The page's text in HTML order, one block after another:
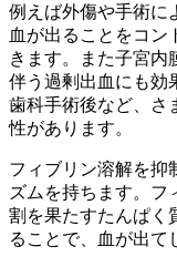
例えば外傷や手術に
血が出ることをコン
きます。また子宮内
伴う過剰出血にも効
歯科手術後など、さ
性があります。
フィブリン溶解を抑
ズムを持ちます。フ
割を果たすたんぱく
ることで、血が出て